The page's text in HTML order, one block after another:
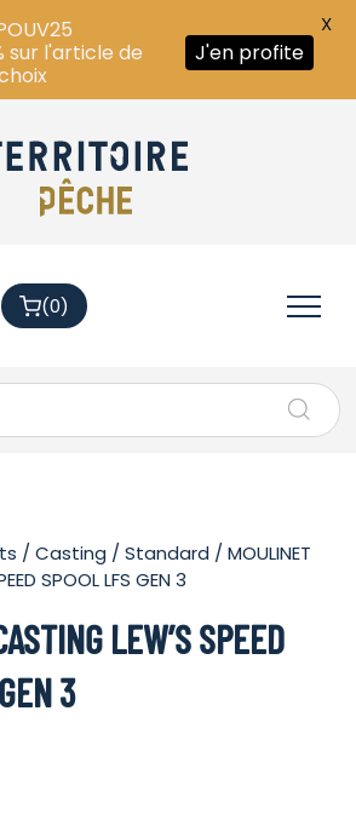
(0)
/Casting /Standard / MOULINET
SPOOL LFS GEN 3
LEW’S SPEED
3
sur l'article de
J'en profite
X